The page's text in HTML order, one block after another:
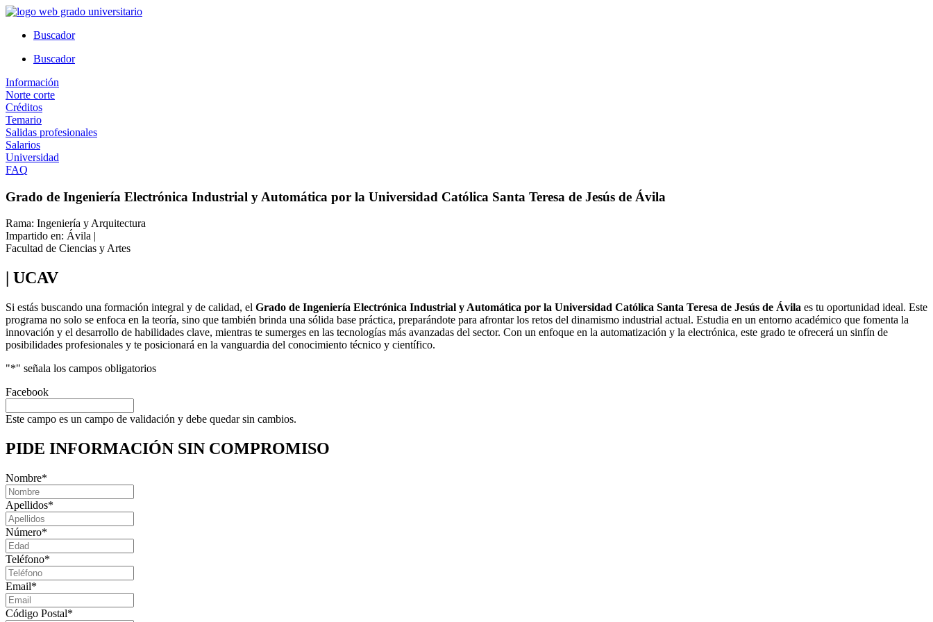
Ir
contenidoBuscador
Buscador
Información
Norte corte
Créditos
Temario
Salidas profesionales
Salarios
Universidad
FAQ
Grado de Ingeniería Electrónica Industrial y Automática por la Universidad Católica Santa Teresa de Jesús de Ávila
Rama: Ingeniería y Arquitectura
Impartido en: Ávila |
Facultad de Ciencias y Artes
| UCAV
Si estás buscando una formación integral y de calidad, el Grado de Ingeniería Electrónica Industrial y Automática por la Universidad Católica Santa Teresa de Jesús de Ávila es tu oportunidad ideal. Este
programa no solo se enfoca en la teoría, sino que también brinda una sólida base práctica, preparándote para afrontar los retos del dinamismo industrial actual. Estudia en un entorno académico que fomenta la
innovación y el desarrollo de habilidades clave, mientras te sumerges en las tecnologías más avanzadas del sector. Con un enfoque en la automatización y la electrónica, este grado te ofrecerá un sinfín de
posibilidades profesionales y te posicionará en la vanguardia del conocimiento técnico y científico.
"*" señala los campos obligatorios
Facebook
Este campo es un campo de validación y debe quedar sin cambios.
PIDE INFORMACIÓN SIN COMPROMISO
Nombre*
Apellidos*
Número*
Teléfono*
Email*
Código Postal*